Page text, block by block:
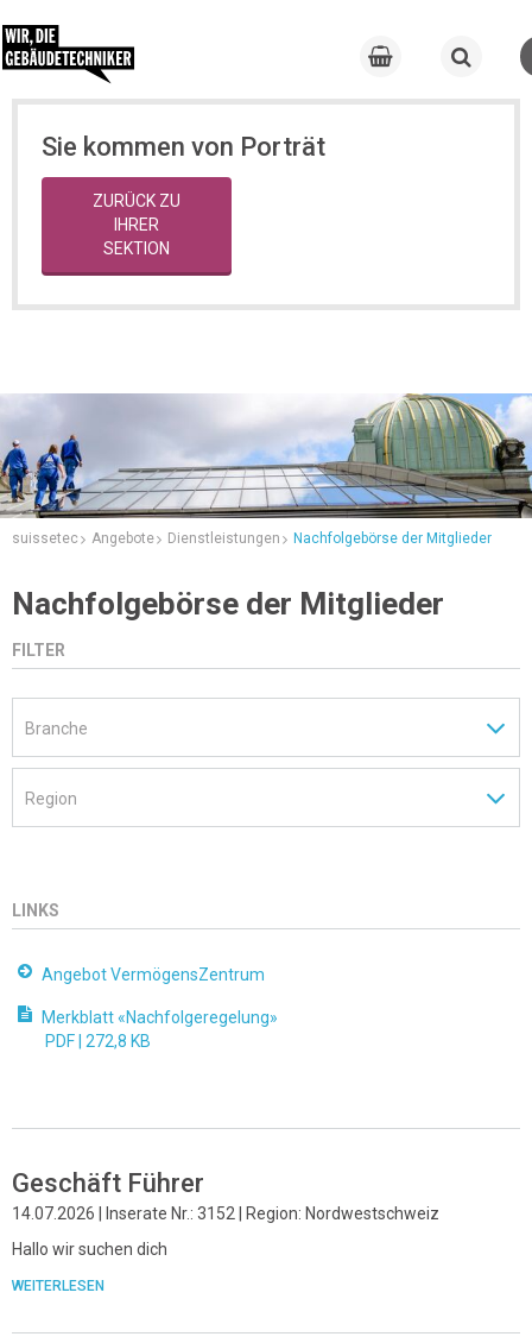
Sie kommen von Porträt
ZURÜCK ZU
IHRER
SEKTION
suissetec Angebote Dienstleistungen Nachfolgebörse der Mitglieder
Nachfolgebörse der Mitglieder
Geschäft Führer
14.07.2026 | Inserate Nr.: 3152 | Region: Nordwestschweiz
Hallo wir suchen dich
WEITERLESEN
FILTER
LINKS
Angebot VermögensZentrum
Merkblatt «Nachfolgeregelung»
PDF | 272,8 KB